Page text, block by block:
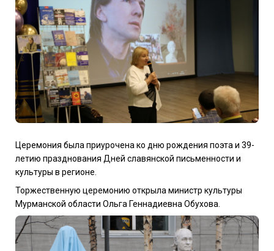
Церемония была приурочена ко дню рождения поэта и 39-
летию празднования Дней славянской письменности и
культуры в регионе.
Торжественную церемонию открыла министр культуры
Мурманской области Ольга Геннадиевна Обухова.